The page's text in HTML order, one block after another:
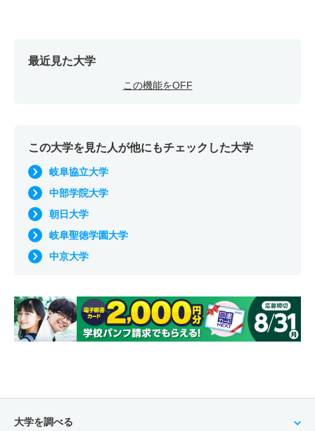
最近見た大学
この機能をOFF
この大学を見た人が他にもチェックした大学
岐阜協立大学
中部学院大学
朝日大学
岐阜聖徳学園大学
中京大学
大学を調べる